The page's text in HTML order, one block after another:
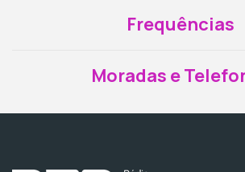
Frequências
Moradas e